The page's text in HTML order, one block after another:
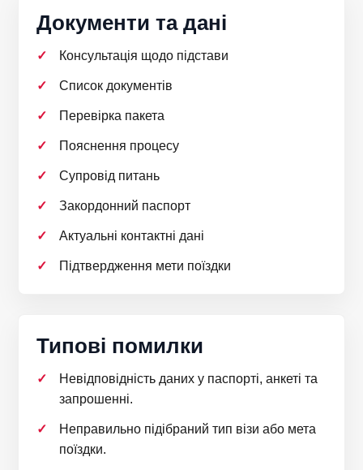
Документи та дані
Консультація щодо підстави
Список документів
Перевірка пакета
Пояснення процесу
Супровід питань
Закордонний паспорт
Актуальні контактні дані
Підтвердження мети поїздки
Типові помилки
Невідповідність даних у паспорті, анкеті та
запрошенні.
Неправильно підібраний тип візи або мета
поїздки.